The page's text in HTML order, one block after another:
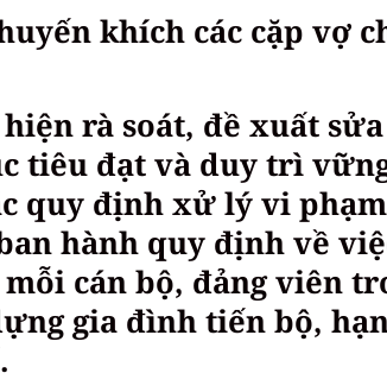
khích các cặp vợ
rà soát, đề xuất
tiêu đạt và duy trì
quy định xử lý vi
hành quy định về
cán bộ, đảng viên
gia đình tiến bộ,